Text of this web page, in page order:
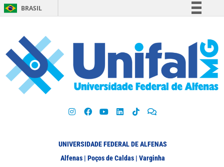
BRASIL
Participe
Acesso à informação
Legislação
UNIVERSIDADE FEDERAL DE ALFENAS
Alfenas | Poços de Caldas | Varginha